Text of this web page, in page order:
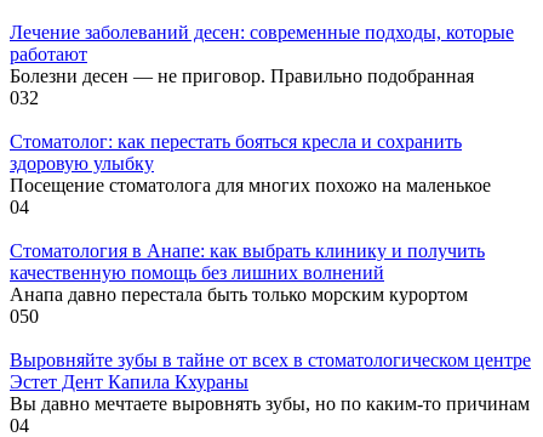
Лечение заболеваний десен: современные подходы, которые
работают
Болезни десен — не приговор. Правильно подобранная
032
Стоматолог: как перестать бояться кресла и сохранить
здоровую улыбку
Посещение стоматолога для многих похожо на маленькое
04
Стоматология в Анапе: как выбрать клинику и получить
качественную помощь без лишних волнений
Анапа давно перестала быть только морским курортом
050
Выровняйте зубы в тайне от всех в стоматологическом центре
Эстет Дент Капила Кхураны
Вы давно мечтаете выровнять зубы, но по каким-то причинам
04